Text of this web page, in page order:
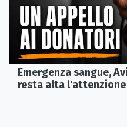
Emergenza sangue,
resta alta l'attenzione